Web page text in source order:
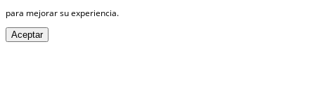
para mejorar su experiencia.
Aceptar